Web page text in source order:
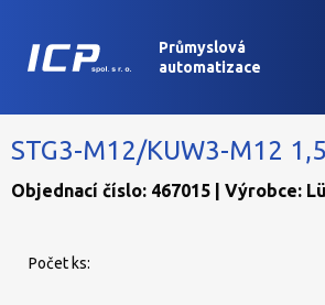
Průmyslová
automatizace
STG3-M12/KUW3-M12
Objednací číslo: 467015 | Výrobce:
Počet ks: